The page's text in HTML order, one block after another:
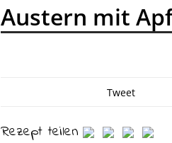
Austern mit
Tweet
Rezept teilen